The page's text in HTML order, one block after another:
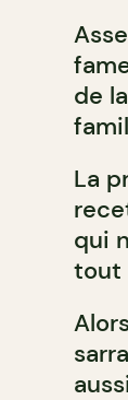
de
La
qui
tout